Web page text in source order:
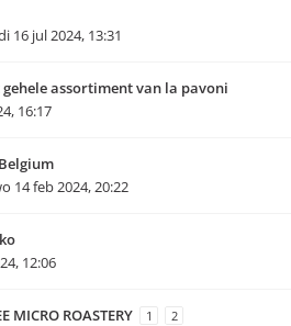
16 jul 2024, 13:31
assortiment van la pavoni
16:17
14 feb 2024, 20:22
12:06
MICRO ROASTERY 1 2